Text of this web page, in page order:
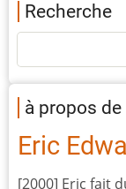
Recherche
à propos
Eric
[2000] Eric fait